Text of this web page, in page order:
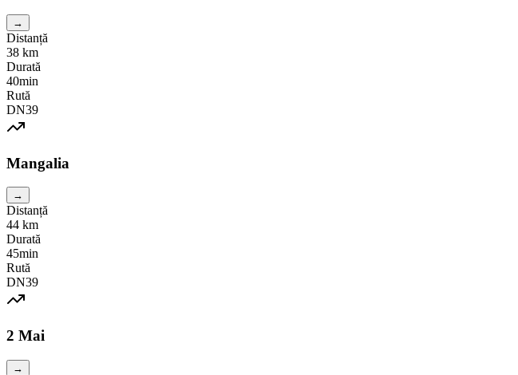
→
Distanță
38 km
Durată
40min
Rută
DN39
Mangalia
→
Distanță
44 km
Durată
45min
Rută
DN39
2 Mai
→